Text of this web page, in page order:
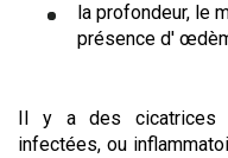
la profondeur, le
présence d'
Il y a des cicatrices
infectées, ou